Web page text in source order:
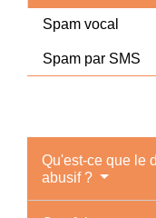
Spam vocal
Spam par SMS
Qu'est-ce que le
abusif ?